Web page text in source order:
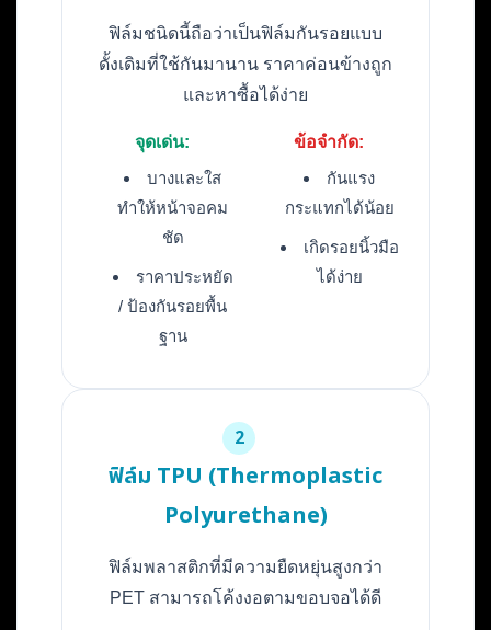
ฟิล์มชนิดนี้ถือว่าเป็นฟิล์มกันรอยแบบ
ดั้งเดิมที่ใช้กันมานาน ราคาค่อนข้างถูก
และหาซื้อได้ง่าย
จุดเด่น:
บางและใส
ทำให้หน้าจอคม
ชัด
ราคาประหยัด
/ ป้องกันรอยพื้น
ฐาน
ข้อจำกัด:
กันแรง
กระแทกได้น้อย
เกิดรอยนิ้วมือ
ได้ง่าย
2
ฟิล์ม TPU (Thermoplastic
Polyurethane)
ฟิล์มพลาสติกที่มีความยืดหยุ่นสูงกว่า
PET สามารถโค้งงอตามขอบจอได้ดี